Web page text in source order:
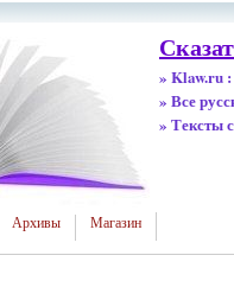
» Klaw.ru
» Все
» Тексты
Архивы Магазин